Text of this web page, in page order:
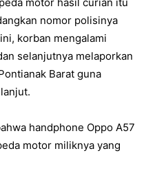
nomor polisinya
korban mengalami
selanjutnya melaporkan
Barat guna
handphone Oppo A57
motor miliknya yang